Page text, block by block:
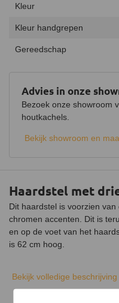
Haardstel met
Dit haardstel is voorzien
chromen accenten. Dit is
en op de voet van het
is 62 cm hoog.
Tang: hiermee kan je
Bekijk volledige beschrijving
Advies in onze
Bezoek onze showroom
houtkachels.
Bekijk showroom en
Kleur
Kleur handgrepen
Gereedschap